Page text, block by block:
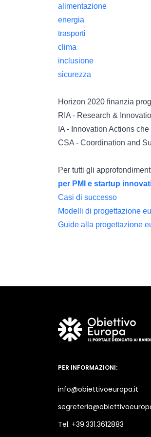
alimentazione
energia
trasporti
clima
inclusione
sicurezza
Horizon 2020 finanzia
RIA - Research &
IA - Innovation Actions
CSA - Coordination and
Per tutti gli
per PMI e startup
Casi di successo
Modelli di progettazione
Guide alla progettazione
PER INFORMAZIONI:
info@obiettivoeuropa.it
Tel. +39.331.3612883